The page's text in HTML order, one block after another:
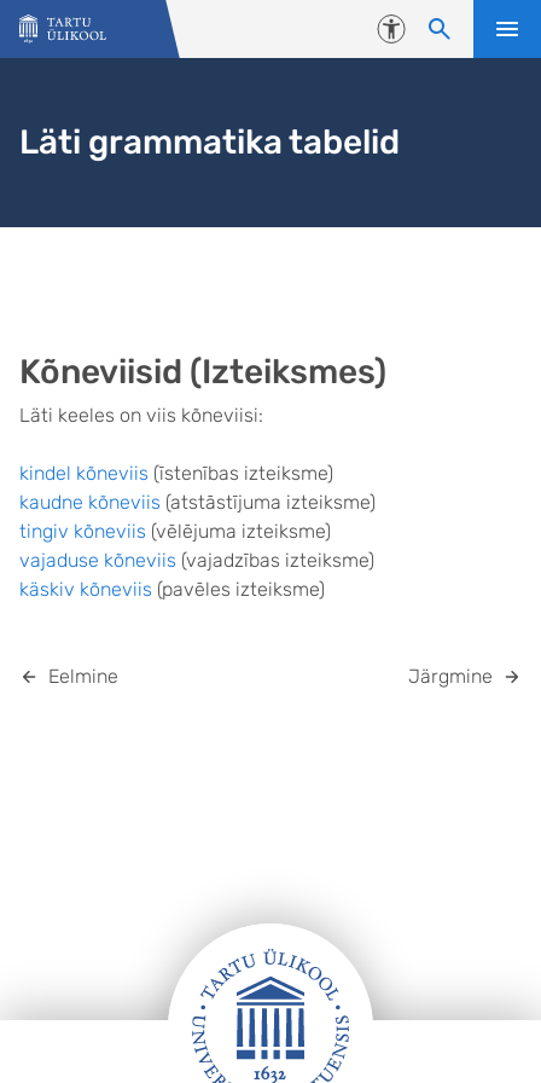
Liigu edasi põhisisu juurde
Juurdepääsetavus
Läti grammatika tabelid
Kõneviisid (Izteiksmes)
Läti keeles on viis kõneviisi:
kindel kõneviis (īstenības izteiksme)
kaudne kõneviis (atstāstījuma izteiksme)
tingiv kõneviis (vēlējuma izteiksme)
vajaduse kõneviis (vajadzības izteiksme)
käskiv kõneviis (pavēles izteiksme)
Eelmine Järgmine